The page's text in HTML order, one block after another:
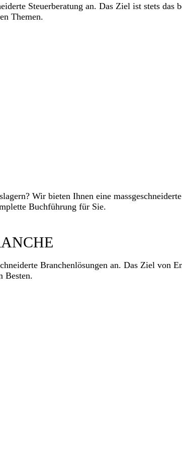
Steuer­beratung an. Das Ziel ist stets
Themen.
Wir bieten Ihnen eine
Buchführung für Sie.
Branchen­lösungen an. Das Ziel von
Besten.